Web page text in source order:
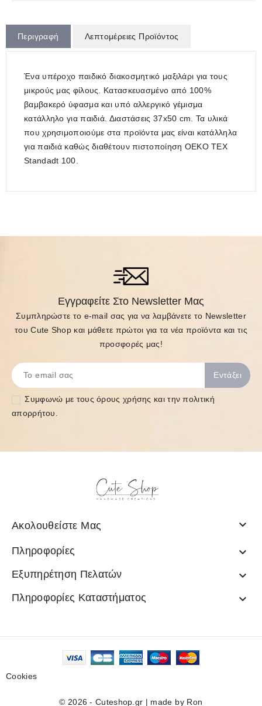
Περιγραφή Λεπτομέρειες Προϊόντος
Ένα υπέροχο παιδικό διακοσμητικό μαξιλάρι για τους
μικρούς μας φίλους. Κατασκευασμένο από 100%
βαμβακερό ύφασμα και υπό αλλεργικό γέμισμα
κατάλληλο για παιδιά. Διαστάσεις 37x50 cm. Τα υλικά
που χρησιμοποιούμε στα προϊόντα μας είναι κατάλληλα
για παιδιά καθώς διαθέτουν πιστοποίηση OEKO TEX
Standadt 100.
Εγγραφείτε Στο Newsletter Μας
Συμπληρώστε το e-mail σας για να λαμβάνετε το Newsletter
του Cute Shop και μάθετε πρώτοι για τα νέα προϊόντα και τις
προσφορές μας!
Συμφωνώ με τουςόρους χρήσης και την πολιτική
απορρήτου
Ακολουθείστε Μας 
Πληροφορίες 
Εξυπηρέτηση Πελατών 
Πληροφορίες Καταστήματος 
Cookies
© 2026 - Cuteshop.gr | made by Ron